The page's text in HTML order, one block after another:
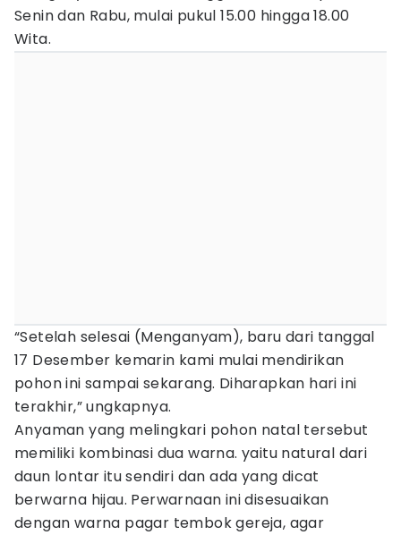
Senin dan Rabu, mulai pukul 15.00 hingga 18.00
Wita.
“Setelah selesai (Menganyam), baru dari tanggal
17 Desember kemarin kami mulai mendirikan
pohon ini sampai sekarang. Diharapkan hari ini
terakhir,” ungkapnya.
Anyaman yang melingkari pohon natal tersebut
memiliki kombinasi dua warna. yaitu natural dari
daun lontar itu sendiri dan ada yang dicat
berwarna hijau. Perwarnaan ini disesuaikan
dengan warna pagar tembok gereja, agar